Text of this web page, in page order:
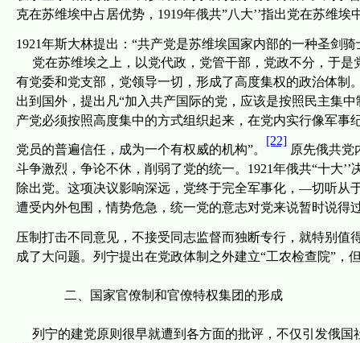
克在苏维埃中占居优势， 1919年俄共”八大’’指出党在苏维埃
1921年斯大林提出：“共产党是苏维埃国家内部的一种圣剑骑
党在苏维埃之上，以党代政，党管干部，党政不分，于
有党委和党支部，党领导一切，形成了高度集权的政治体制
出到国外，提出凡“加入共产国际的党，应该是按照民主集
产党必须按照高度集中的方式组织起来，在党内实行像军
党员的普遍信任，成为一个有权威的机构”。
[22]
原先俄共党
斗争激烈，争论不休，削弱了党的统一。 1921年俄共“十大’’
除出党。这项决议影响深远，党终于完全军事化，—切听从
遭受内外包围，情势危急， 统一党的意志对党来说暂时说得
压制打击不同意见，不接受同志监督而独断专行，就特别值
成了大问题。列宁提出在党政体制之外建立“工农检查院”，
二、国家官僚制和官僚特权集团的形成
列宁的建党原则很早就遭到各方面的批评，不仅引发俄